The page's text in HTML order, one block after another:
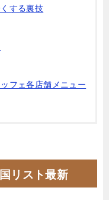
する裏技
フェ各店舗メニュー
リスト最新